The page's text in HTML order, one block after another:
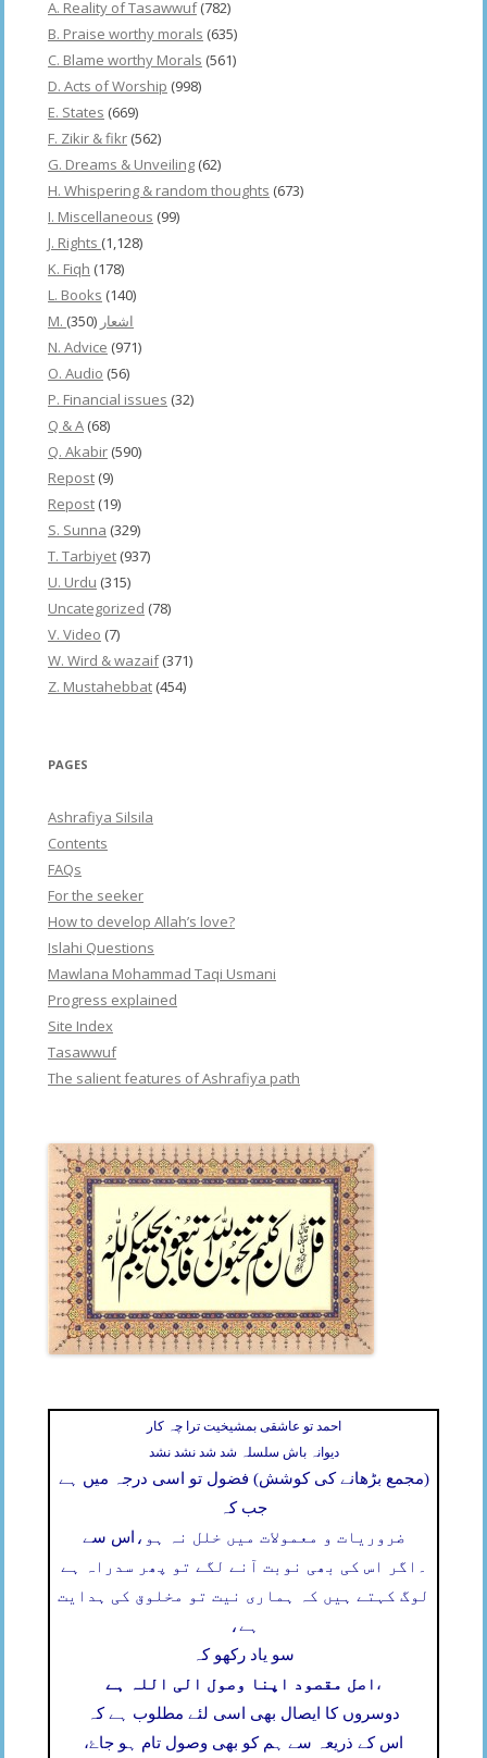
A. Reality of Tasawwuf(782)
B. Praise worthy morals (635)
C. Blame worthy Morals (561)
D. Acts of Worship (998)
E. States (669)
F. Zikir & fikr (562)
G. Dreams & Unveiling (62)
H. Whispering & random thoughts (673)
I. Miscellaneous (99)
J. Rights (1,128)
K. Fiqh (178)
L. Books (140)
M. اشعار (350)
N. Advice (971)
O. Audio (56)
P. Financial issues (32)
Q & A (68)
Q. Akabir (590)
Repost (9)
Repost (19)
S. Sunna (329)
T. Tarbiyet (937)
U. Urdu (315)
Uncategorized (78)
V. Video (7)
W. Wird & wazaif(371)
Z. Mustahebbat (454)
PAGES
Ashrafiya Silsila
Contents
FAQs
For the seeker
How to develop Allah’s love?
Islahi Questions
Mawlana Mohammad Taqi Usmani
Progress explained
Site Index
Tasawwuf
The salient features of Ashrafiya path
احمد تو عاشقی بمشیخیت ترا چہ کار
دیوانہ باش سلسلہ شد شد نشد نشد
(مجمع بڑھانے کی کوشش) فضول تو اسی درجہ میں ہے
جب کہ
اس سے ضروریات و معمولات میں خلل نہ ہو،
اگر اس کی بھی نوبت آنے لگے تو پھر سدراہ ہے
لوگ کہتے ہیں کہ ہماری نیت تو مخلوق کی ہدایت
ہے،
سو یاد رکھو کہ
اصل مقصود اپنا وصول الی اللہ ہے ،
دوسروں کا ایصال بھی اسی لئے مطلوب ہے کہ
اس کے ذریعہ سے ہم کو بھی وصول تام ہو جاۓ،